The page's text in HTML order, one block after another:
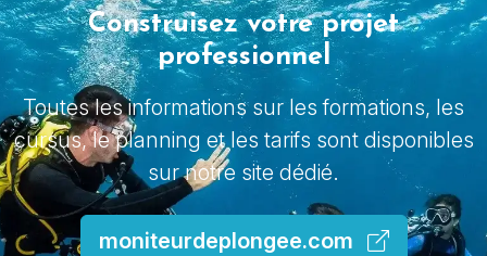
Construisez votre projet
professionnel
Toutes les informations sur les formations, les
cursus, le planning et les tarifs sont disponibles
sur notre site dédié.
moniteurdeplongee.com